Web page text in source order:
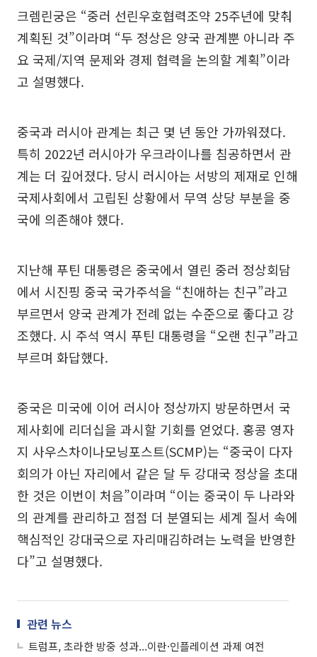
크렘린궁은 “중러 선린우호협력조약 25주년에 맞춰
계획된 것”이라며 “두 정상은 양국 관계뿐 아니라 주
요 국제/지역 문제와 경제 협력을 논의할 계획”이라
고 설명했다.
중국과 러시아 관계는 최근 몇 년 동안 가까워졌다.
특히 2022년 러시아가 우크라이나를 침공하면서 관
계는 더 깊어졌다. 당시 러시아는 서방의 제재로 인해
국제사회에서 고립된 상황에서 무역 상당 부분을 중
국에 의존해야 했다.
지난해 푸틴 대통령은 중국에서 열린 중러 정상회담
에서 시진핑 중국 국가주석을 “친애하는 친구”라고
부르면서 양국 관계가 전례 없는 수준으로 좋다고 강
조했다. 시 주석 역시 푸틴 대통령을 “오랜 친구”라고
부르며 화답했다.
중국은 미국에 이어 러시아 정상까지 방문하면서 국
제사회에 리더십을 과시할 기회를 얻었다. 홍콩 영자
지 사우스차이나모닝포스트(SCMP)는 “중국이 다자
회의가 아닌 자리에서 같은 달 두 강대국 정상을 초대
한 것은 이번이 처음”이라며 “이는 중국이 두 나라와
의 관계를 관리하고 점점 더 분열되는 세계 질서 속에
핵심적인 강대국으로 자리매김하려는 노력을 반영한
다”고 설명했다.
관련 뉴스
트럼프, 초라한 방중 성과...이란·인플레이션 과제 여전